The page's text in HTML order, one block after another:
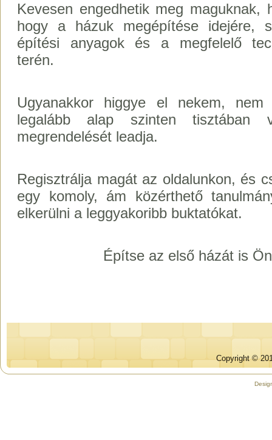
Kevesen engedhetik meg maguknak,
hogy a házuk megépítése idejére,
építési anyagok és a megfelelő
terén.
Ugyanakkor higgye el nekem,
legalább alap szinten
megrendelését leadja.
Regisztrálja magát az oldalunkon, és
egy komoly, ám közérthető
elkerülni a leggyakoribb buktatókat.
Építse az első házát is
Copyright ©